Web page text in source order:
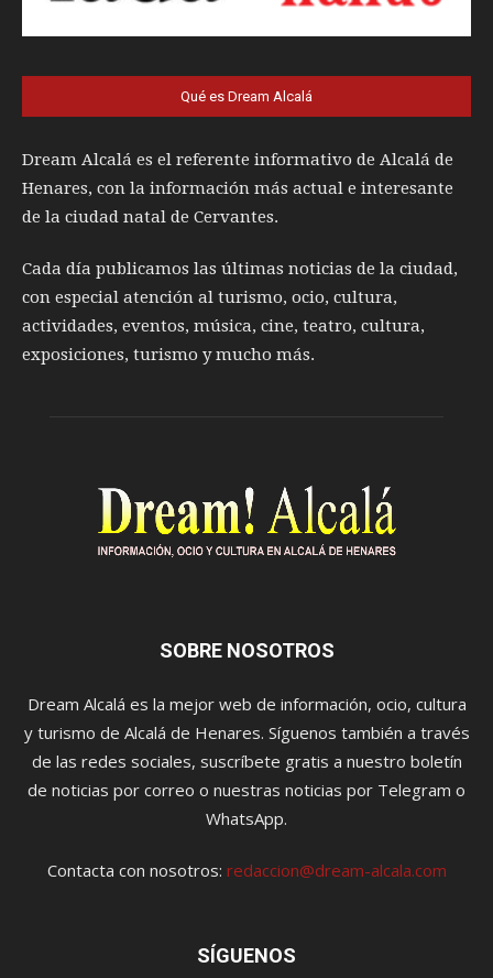
Qué es Dream Alcalá
Dream Alcalá es el referente informativo de Alcalá de
Henares, con la información más actual e interesante
de la ciudad natal de Cervantes.
Cada día publicamos las últimas noticias de la ciudad,
con especial atención al turismo, ocio, cultura,
actividades, eventos, música, cine, teatro, cultura,
exposiciones, turismo y mucho más.
SOBRE NOSOTROS
Dream Alcalá es la mejor web de información, ocio, cultura
y turismo de Alcalá de Henares. Síguenos también a través
de las redes sociales, suscríbete gratis a nuestro boletín
de noticias por correo o nuestras noticias por Telegram o
WhatsApp.
Contacta con nosotros: redaccion@dream-alcala.com
SÍGUENOS